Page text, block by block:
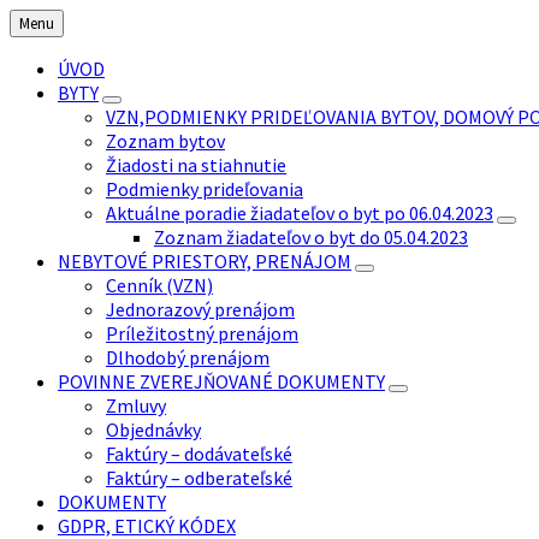
Preskočiť
na
obsah
Preskočiť
na
ľavý
panel
Preskočiť
na
pätičku
Menu
ÚVOD
BYTY
VZN,PODMIENKY PRIDEĽOVANIA BYTOV, DOMOVÝ
Zoznam bytov
Žiadosti na stiahnutie
Podmienky prideľovania
Aktuálne poradie žiadateľov o byt po 06.04.2023
Zoznam žiadateľov o byt do 05.04.2023
NEBYTOVÉ PRIESTORY, PRENÁJOM
Cenník (VZN)
Jednorazový prenájom
Príležitostný prenájom
Dlhodobý prenájom
POVINNE ZVEREJŇOVANÉ DOKUMENTY
Zmluvy
Objednávky
Faktúry – dodávateľské
Faktúry – odberateľské
DOKUMENTY
GDPR, ETICKÝ KÓDEX